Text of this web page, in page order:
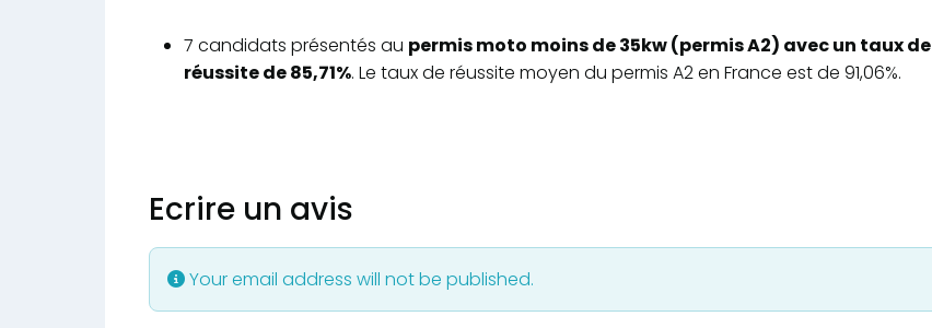
7 candidats présentés au permis moto moins de 35kw (permis A2) avec un taux de
réussite de 85,71%. Le taux de réussite moyen du permis A2 en France est de 91,06%.
Ecrire un avis
Your email address will not be published.